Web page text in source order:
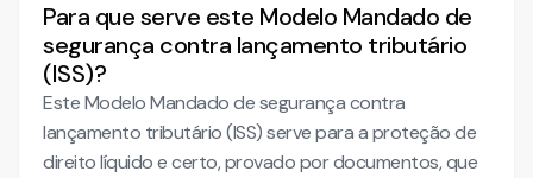
Para que serve este Modelo Mandado de
segurança contra lançamento tributário
(ISS)?
Este Modelo Mandado de segurança contra
lançamento tributário (ISS) serve para a proteção de
direito líquido e certo, provado por documentos, que